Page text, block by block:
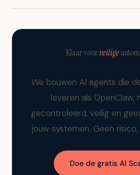
Klaar voorveilige
We bouwen AI agents die
leveren als OpenClaw,
gecontroleerd, veilig en
jouw systemen. Geen
Doe de gratis AI